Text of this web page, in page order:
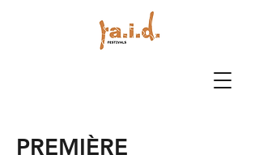
PREMIÈRE